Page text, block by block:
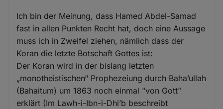
Ich bin der Meinung, dass Hamed Abdel-Samad
fast in allen Punkten Recht hat, doch eine Aussage
muss ich in Zweifel ziehen, nämlich dass der
Koran die letzte Botschaft Gottes ist:
Der Koran wird in der bislang letzten
„monotheistischen“ Prophezeiung durch Baha’ullah
(Bahaitum) um 1863 noch einmal "von Gott"
erklärt (Im Lawh-i-Ibn-i-Dhi’b beschreibt